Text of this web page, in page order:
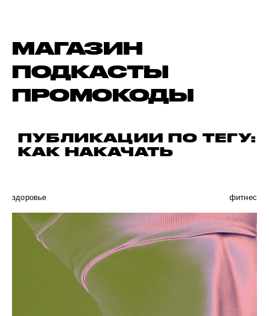
МАГАЗИН
ПОДКАСТЫ
ПРОМОКОДЫ
ПУБЛИКАЦИИ ПО ТЕГУ:
КАК НАКАЧАТЬ
здоровье фитнес